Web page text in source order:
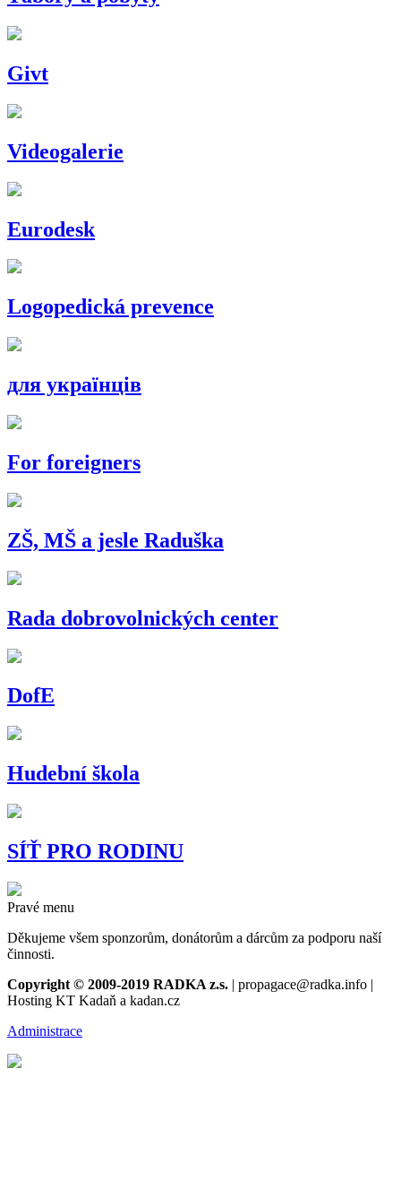
Givt
Videogalerie
Eurodesk
Logopedická prevence
для українців
For foreigners
ZŠ, MŠ a jesle Raduška
Rada dobrovolnických center
DofE
Hudební škola
SÍŤ PRO RODINU
Pravé menu
Děkujeme všem sponzorům, donátorům a dárcům za podporu naší
činnosti.
Copyright © 2009-2019 RADKA z.s. | propagace@radka.info |
Hosting KT Kadaň a kadan.cz
Administrace